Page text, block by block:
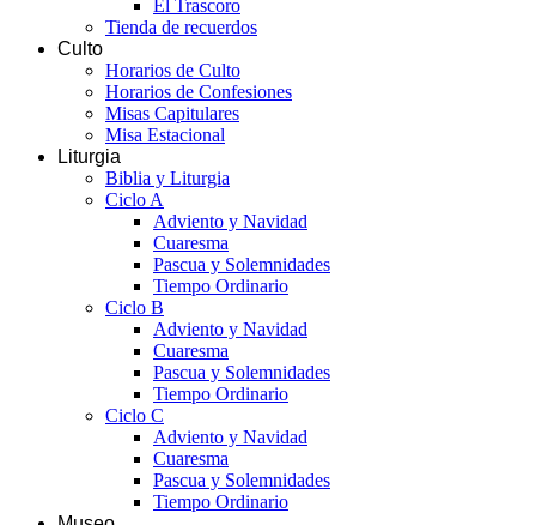
El Trascoro
Tienda de recuerdos
Culto
Horarios de Culto
Horarios de Confesiones
Misas Capitulares
Misa Estacional
Liturgia
Biblia y Liturgia
Ciclo A
Adviento y Navidad
Cuaresma
Pascua y Solemnidades
Tiempo Ordinario
Ciclo B
Adviento y Navidad
Cuaresma
Pascua y Solemnidades
Tiempo Ordinario
Ciclo C
Adviento y Navidad
Cuaresma
Pascua y Solemnidades
Tiempo Ordinario